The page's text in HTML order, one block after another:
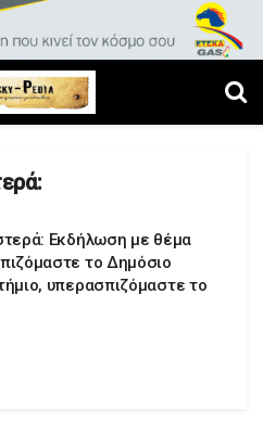
Εκδήλωση με θέμα
το Δημόσιο
υπερασπιζόμαστε το